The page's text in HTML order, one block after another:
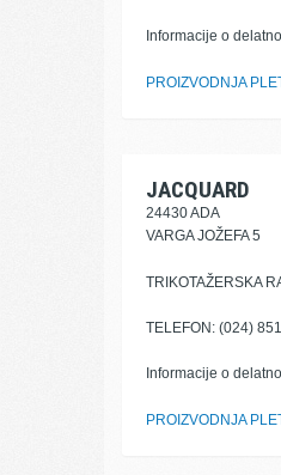
Informacije o
PROIZVODNJA
JACQUARD
24430 ADA
VARGA JOŽEFA 5
TRIKOTAŽERSKA
TELEFON: (024)
Informacije o
PROIZVODNJA